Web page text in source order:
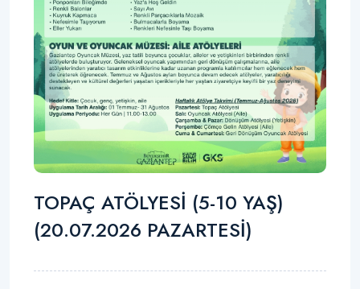
TOPAÇ ATÖLYESİ (5-10 YAŞ)
(20.07.2026 PAZARTESİ)